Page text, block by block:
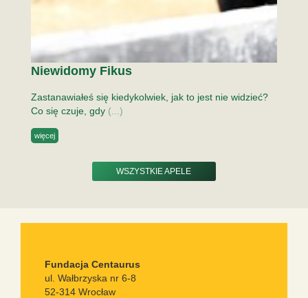
Niewidomy Fikus
Zastanawiałeś się kiedykolwiek, jak to jest nie widzieć?
Co się czuje, gdy (...)
więcej
WSZYSTKIE APELE
Fundacja Centaurus
ul. Wałbrzyska nr 6-8
52-314 Wrocław